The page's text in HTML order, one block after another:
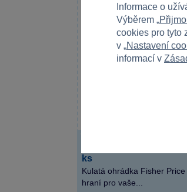
ks
Kulatá ohrádka Fisher
hraní pro vaše...
Informace o
Výběrem „
cookies pro tyto
v „Nastavení
informací v